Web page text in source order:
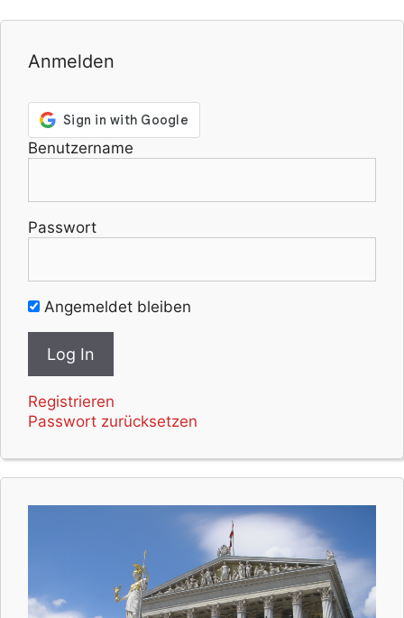
Anmelden
Benutzername
Passwort
Angemeldet bleiben
Registrieren
Passwort zurücksetzen